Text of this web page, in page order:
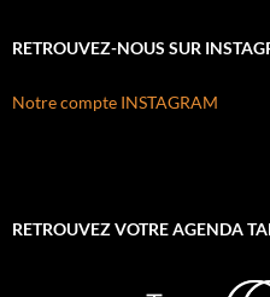
RETROUVEZ-NOUS SUR
Notre compte INSTAGRAM
RETROUVEZ VOTRE AGENDA